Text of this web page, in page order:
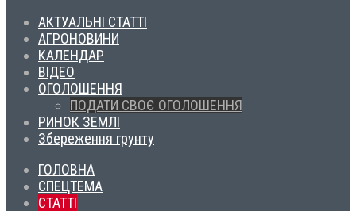
АКТУАЛЬНІ СТАТТІ
АГРОНОВИНИ
КАЛЕНДАР
ВІДЕО
ОГОЛОШЕННЯ
ПОДАТИ СВОЄ ОГОЛОШЕННЯ
РИНОК ЗЕМЛІ
Збереження грунту
ГОЛОВНА
СПЕЦТЕМА
СТАТТІ